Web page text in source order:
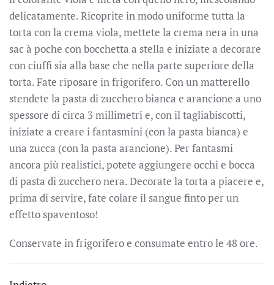
delicatamente. Ricoprite in modo uniforme tutta la
torta con la crema viola, mettete la crema nera in una
sac à poche con bocchetta a stella e iniziate a decorare
con ciuffi sia alla base che nella parte superiore della
torta. Fate riposare in frigorifero. Con un matterello
stendete la pasta di zucchero bianca e arancione a uno
spessore di circa 3 millimetri e, con il tagliabiscotti,
iniziate a creare i fantasmini (con la pasta bianca) e
una zucca (con la pasta arancione). Per fantasmi
ancora più realistici, potete aggiungere occhi e bocca
di pasta di zucchero nera. Decorate la torta a piacere e,
prima di servire, fate colare il sangue finto per un
effetto spaventoso!
Conservate in frigorifero e consumate entro le 48 ore.